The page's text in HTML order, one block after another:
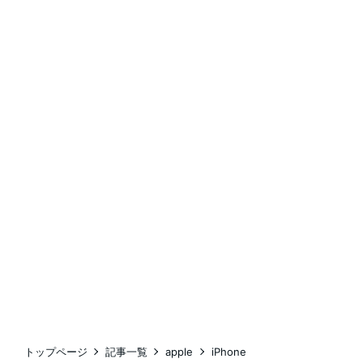
トップページ 記事一覧 apple iPhone